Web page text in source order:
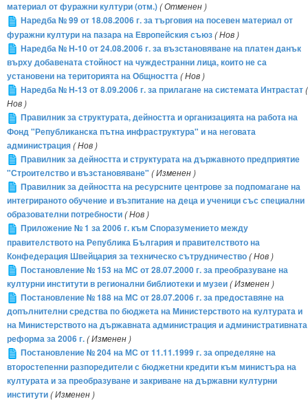
материал от фуражни култури (отм.)( Отменен )
Наредба № 99 от 18.08.2006 г. за търговия на посевен материал от
фуражни култури на пазара на Европейския съюз( Нов )
Наредба № Н-10 от 24.08.2006 г. за възстановяване на платен данък
върху добавената стойност на чуждестранни лица, които не са
установени на територията на Общността( Нов )
Наредба № Н-13 от 8.09.2006 г. за прилагане на системата Интрастат(
Нов )
Правилник за структурата, дейността и организацията на работа на
Фонд "Републиканска пътна инфраструктура" и на неговата
администрация( Нов )
Правилник за дейността и структурата на държавното предприятие
"Строителство и възстановяване" ( Изменен )
Правилник за дейността на ресурсните центрове за подпомагане на
интегрираното обучение и възпитание на деца и ученици със специални
образователни потребности( Нов )
Приложение № 1 за 2006 г. към Споразумението между
правителството на Република България и правителството на
Конфедерация Швейцария за техническо сътрудничество( Нов )
Постановление № 153 на МС от 28.07.2000 г. за преобразуване на
културни институти в регионални библиотеки и музеи( Изменен )
Постановление № 188 на МС от 28.07.2006 г. за предоставяне на
допълнителни средства по бюджета на Министерството на културата и
на Министерството на държавната администрация и административната
реформа за 2006 г.( Изменен )
Постановление № 204 на МС от 11.11.1999 г. за определяне на
второстепенни разпоредители с бюджетни кредити към министъра на
културата и за преобразуване и закриване на държавни културни
институти( Изменен )